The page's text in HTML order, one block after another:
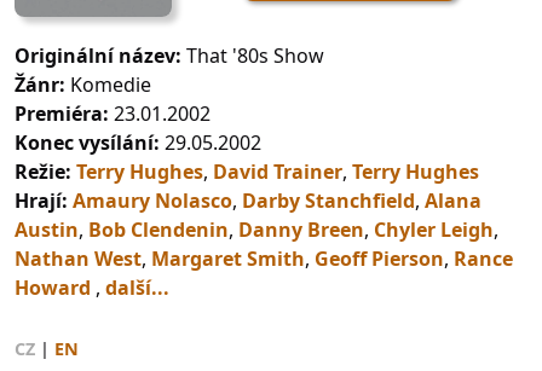
Originální název: That '80s Show
Žánr: Komedie
Premiéra: 23.01.2002
Konec vysílání: 29.05.2002
Režie: Terry Hughes, David Trainer, Terry Hughes
Hrají: Amaury Nolasco, Darby Stanchfield, Alana
Austin, Bob Clendenin, Danny Breen, Chyler Leigh,
Nathan West, Margaret Smith, Geoff Pierson, Rance
Howard , další...
CZ | EN